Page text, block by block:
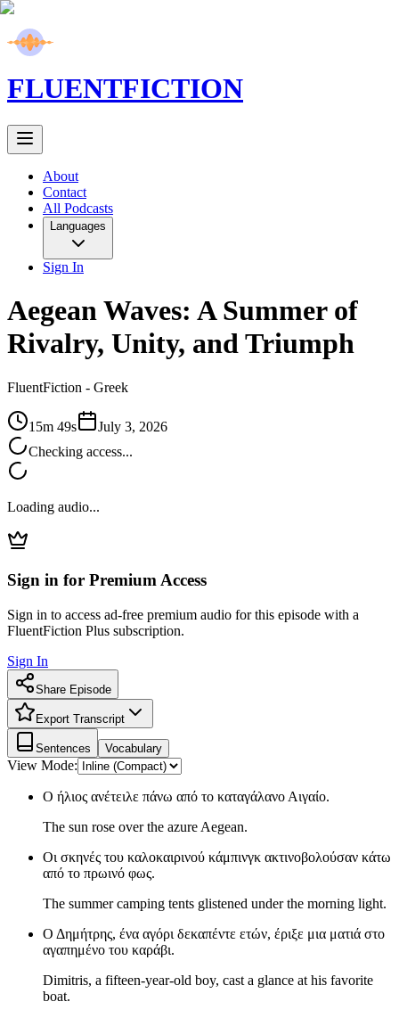
FLUENTFICTION
About
Contact
All Podcasts
Languages
Sign In
Aegean Waves: A Summer of
Rivalry, Unity, and Triumph
FluentFiction - Greek
15m 49s
July 3, 2026
Checking access...
Loading audio...
Sign in for Premium Access
Sign in to access ad-free premium audio for this episode with a
FluentFiction Plus subscription.
Sign In
Share Episode
Export Transcript
Sentences Vocabulary
View Mode:
Ο ήλιος ανέτειλε πάνω από το καταγάλανο Αιγαίο.
The sun rose over the azure Aegean.
Οι σκηνές του καλοκαιρινού κάμπινγκ ακτινοβολούσαν κάτω
από το πρωινό φως.
The summer camping tents glistened under the morning light.
Ο Δημήτρης, ένα αγόρι δεκαπέντε ετών, έριξε μια ματιά στο
αγαπημένο του καράβι.
Dimitris, a fifteen-year-old boy, cast a glance at his favorite
boat.